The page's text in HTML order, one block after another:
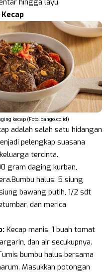
hingga layu.
kecap (Foto: bango.co.id)
adalah salah satu hidangan
pelengkap suasana
tercinta.
gram daging kurban,
halus: 5 siung
bawang putih, 1/2 sdt
dan merica
Kecap manis, 1 buah tomat
dan air secukupnya.
bumbu halus bersama
Masukkan potongan